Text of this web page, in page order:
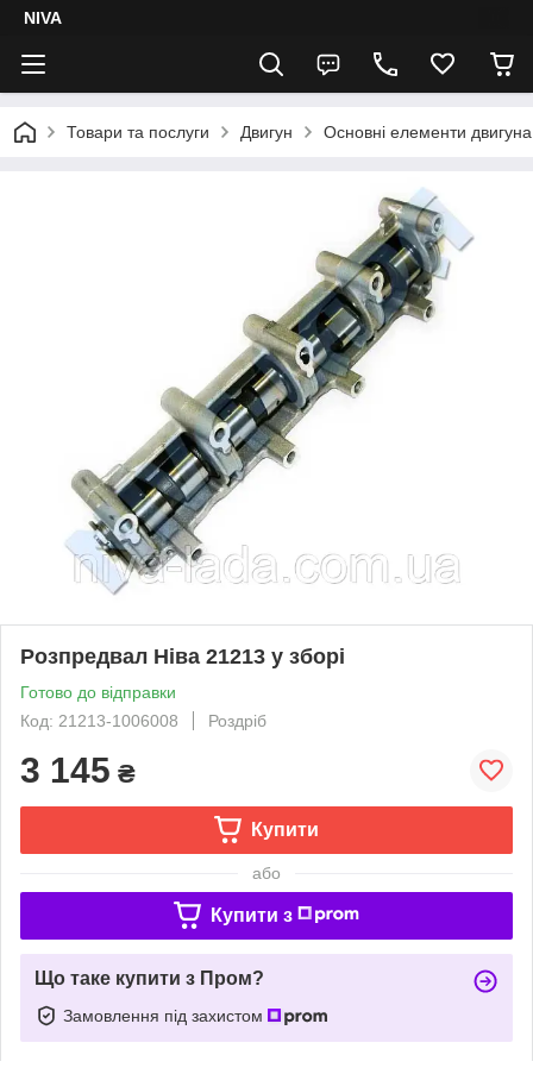
NIVA
Товари та послуги Двигун Основні елементи
Розпредвал Ніва 21213 у зборі
Готово до відправки
Код: 21213-1006008
Роздріб
3 145 ₴
Купити
або
Купити з
Що таке купити з Пром?
Замовлення під захистом